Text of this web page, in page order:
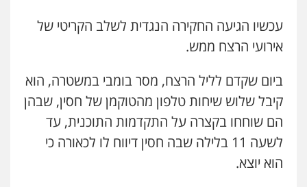
עכשיו הגיעה החקירה הנגדית לשלב הקריטי של
אירועי הרצח ממש.
ביום שקדם לליל הרצח, מסר בומבי במשטרה, הוא
קיבל שלוש שיחות טלפון מהטוקמן של חסין, שבהן
הם שוחחו בקצרה על התקדמות התוכנית, עד
לשעה 11 בלילה שבה חסין דיווח לו לכאורה כי
הוא יוצא.